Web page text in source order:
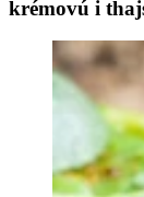
krémovú i